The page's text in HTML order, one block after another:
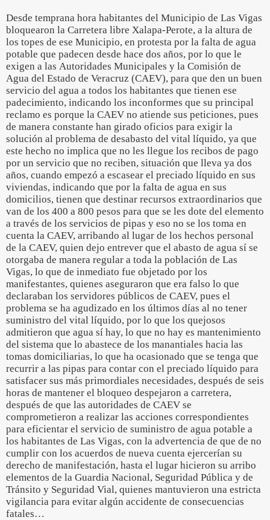
Desde temprana hora habitantes del Municipio de Las Vigas
bloquearon la Carretera libre Xalapa-Perote, a la altura de
los topes de ese Municipio, en protesta por la falta de agua
potable que padecen desde hace dos años, por lo que le
exigen a las Autoridades Municipales y la Comisión de
Agua del Estado de Veracruz (CAEV), para que den un buen
servicio del agua a todos los habitantes que tienen ese
padecimiento, indicando los inconformes que su principal
reclamo es porque la CAEV no atiende sus peticiones, pues
de manera constante han girado oficios para exigir la
solución al problema de desabasto del vital líquido, ya que
este hecho no implica que no les llegue los recibos de pago
por un servicio que no reciben, situación que lleva ya dos
años, cuando empezó a escasear el preciado líquido en sus
viviendas, indicando que por la falta de agua en sus
domicilios, tienen que destinar recursos extraordinarios que
van de los 400 a 800 pesos para que se les dote del elemento
a través de los servicios de pipas y eso no se los toma en
cuenta la CAEV, arribando al lugar de los hechos personal
de la CAEV, quien dejo entrever que el abasto de agua sí se
otorgaba de manera regular a toda la población de Las
Vigas, lo que de inmediato fue objetado por los
manifestantes, quienes aseguraron que era falso lo que
declaraban los servidores públicos de CAEV, pues el
problema se ha agudizado en los últimos días al no tener
suministro del vital líquido, por lo que los quejosos
admitieron que agua sí hay, lo que no hay es mantenimiento
del sistema que lo abastece de los manantiales hacia las
tomas domiciliarias, lo que ha ocasionado que se tenga que
recurrir a las pipas para contar con el preciado líquido para
satisfacer sus más primordiales necesidades, después de seis
horas de mantener el bloqueo despejaron a carretera,
después de que las autoridades de CAEV se
comprometieron a realizar las acciones correspondientes
para eficientar el servicio de suministro de agua potable a
los habitantes de Las Vigas, con la advertencia de que de no
cumplir con los acuerdos de nueva cuenta ejercerían su
derecho de manifestación, hasta el lugar hicieron su arribo
elementos de la Guardia Nacional, Seguridad Pública y de
Tránsito y Seguridad Vial, quienes mantuvieron una estricta
vigilancia para evitar algún accidente de consecuencias
fatales…